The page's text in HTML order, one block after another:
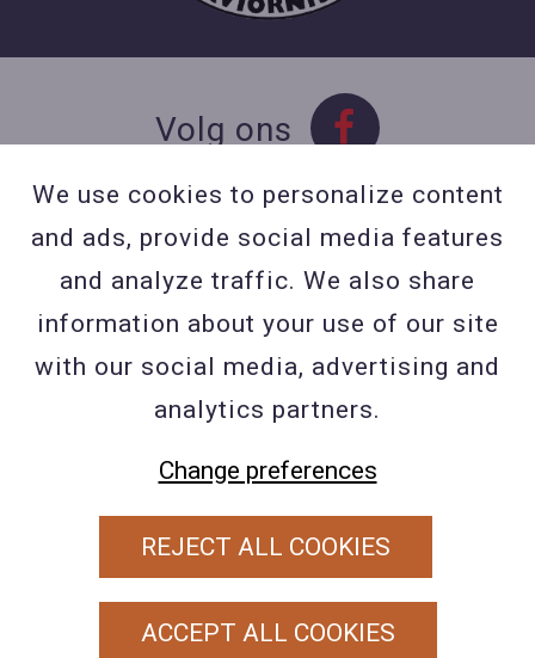
Volg ons
Contact
Contacteer ons
BE 0423 427 566 (0032
477601560
Wuytsbergen (HRT) 118, 2200
PRIVACY POLICY
COOKIEBELEID
We use cookies to personalize content
and ads, provide social media features
and analyze traffic. We also share
information about your use of our site
with our social media, advertising and
analytics partners.
Change preferences
REJECT ALL COOKIES
ACCEPT ALL COOKIES